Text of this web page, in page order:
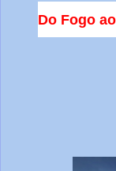
Do Fogo